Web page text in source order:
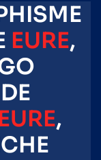
EURE,
,